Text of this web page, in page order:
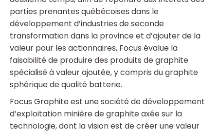
parties prenantes québécoises dans le
développement d’industries de seconde
transformation dans la province et d’ajouter de la
valeur pour les actionnaires, Focus évalue la
faisabilité de produire des produits de graphite
spécialisé à valeur ajoutée, y compris du graphite
sphérique de qualité batterie.
Focus Graphite est une société de développement
d’exploitation minière de graphite axée sur la
technologie, dont la vision est de créer une valeur